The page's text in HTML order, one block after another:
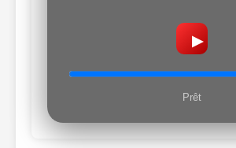
▶
Prêt